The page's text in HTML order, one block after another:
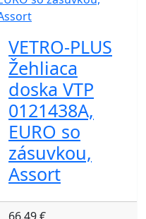
VETRO-PLUS
Žehliaca
doska VTP
0121438A,
EURO so
zásuvkou,
Assort